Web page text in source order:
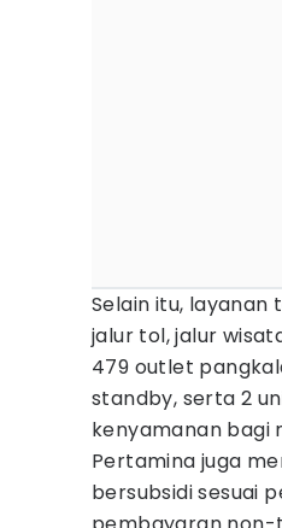
Selain itu,
jalur tol, jalur
479 outlet
standby, serta 2
kenyamanan bagi
Pertamina juga
bersubsidi sesuai